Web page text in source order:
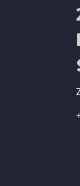
ECG